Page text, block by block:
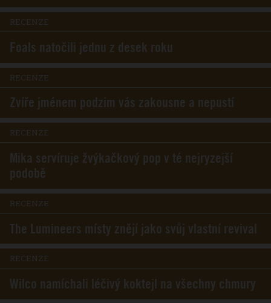
RECENZE
Foals natočili jednu z desek roku
RECENZE
Zvíře jménem podzim vás zakousne a nepustí
RECENZE
Mika servíruje žvýkačkový pop v té nejryzejší
podobě
RECENZE
The Lumineers místy znějí jako svůj vlastní revival
RECENZE
Wilco namíchali léčivý koktejl na všechny chmury